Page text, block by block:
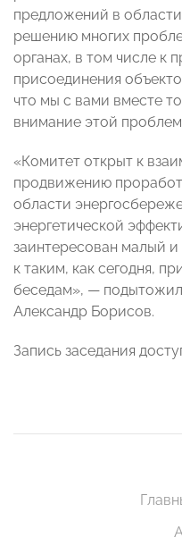
предложений в
решению многих
органах, в том числе к
присоединения
что мы с вами вместе
внимание этой
«Комитет открыт к
продвижению
области
энергетической
заинтересован малый
к таким, как сегодня,
беседам», —
Александр Борисов.
Запись заседания